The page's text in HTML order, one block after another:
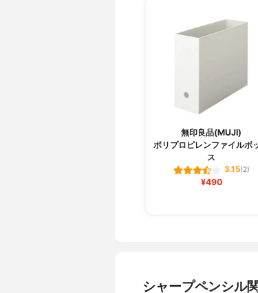
無印良品(MUJI)
ポリプロピレンファイルボ
ス
3.15(2)
¥490
シャープペンシル